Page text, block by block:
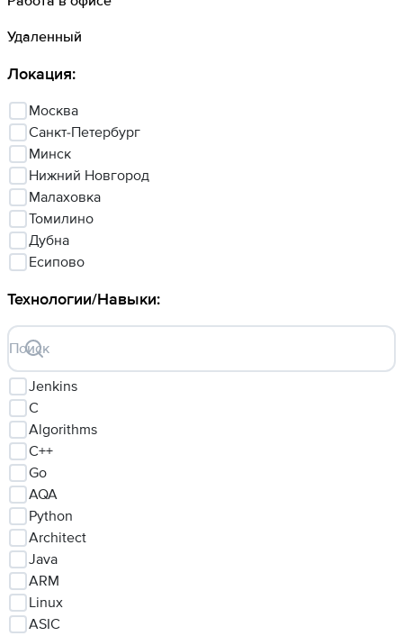
Удаленный
Локация:
Москва
Санкт-Петербург
Минск
Нижний Новгород
Малаховка
Томилино
Дубна
Есипово
Технологии/Навыки:
Поиск
Jenkins
C
Algorithms
C++
Go
AQA
Python
Architect
Java
ARM
Linux
ASIC